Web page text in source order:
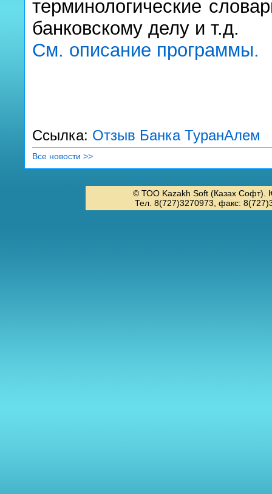
терминологические
банковскому делу и т.д.
См. описание программы.
Ссылка: Отзыв Банка ТуранАлем
Все новости >>
© ТОО Kazakh Soft (Казах Софт).
Тел. 8(727)3270973, факс: